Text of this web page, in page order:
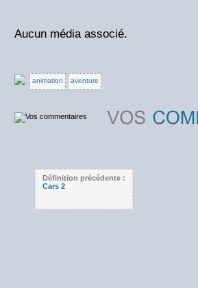
Aucun média associé.
animation aventure
Définition précédente :
Cars 2